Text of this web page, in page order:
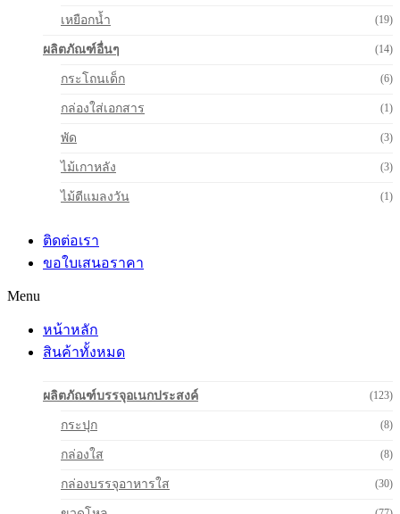
เหยือกน้ำ (19)
ผลิตภัณฑ์อื่นๆ (14)
กระโถนเด็ก (6)
กล่องใส่เอกสาร (1)
พัด (3)
ไม้เกาหลัง (3)
ไม้ตีแมลงวัน (1)
ติดต่อเรา
ขอใบเสนอราคา
Menu
หน้าหลัก
สินค้าทั้งหมด
ผลิตภัณฑ์บรรจุอเนกประสงค์ (123)
กระปุก (8)
กล่องใส (8)
กล่องบรรจุอาหารใส (30)